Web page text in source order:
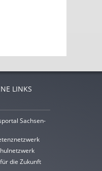
LINKS
Sachsen-
die Zukunft